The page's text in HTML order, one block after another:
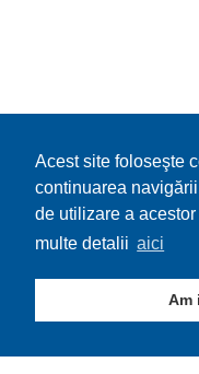
Acest site foloseşte
continuarea
de utilizare a
multe detalii aici
Am